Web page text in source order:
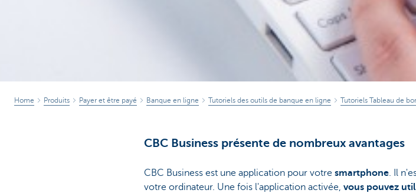
Home Produits Payer et être payé Banque en ligne Tutoriels des outils de banque en ligne Tutoriels Tableau de
CBC Business présente de nombreux avantages
CBC Business est une application pour votre smartphone. Il
votre ordinateur. Une fois l'application activée, vous pouvez